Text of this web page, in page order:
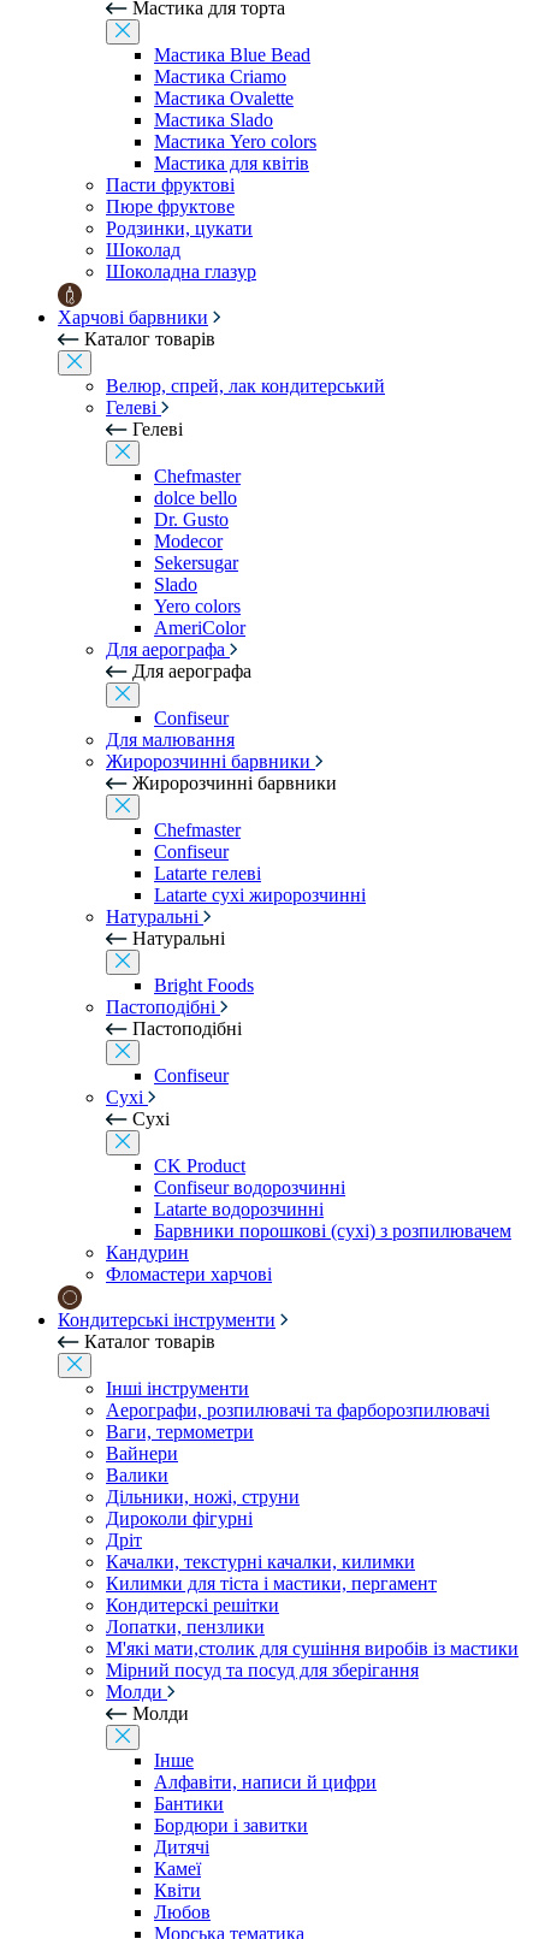
Мастика для торта
Мастика Blue Bead
Мастика Criamo
Мастика Ovalette
Мастика Slado
Мастика Yero colors
Мастика для квітів
Пасти фруктові
Пюре фруктове
Родзинки, цукати
Шоколад
Шоколадна глазур
Харчові барвники
Каталог товарів
Велюр, спрей, лак кондитерський
Гелеві
Гелеві
Chefmaster
dolce bello
Dr. Gusto
Modecor
Sekersugar
Slado
Yero colors
AmeriColor
Для аерографа
Для аерографа
Confiseur
Для малювання
Жиророзчинні барвники
Жиророзчинні барвники
Chefmaster
Confiseur
Latarte гелеві
Latarte сухі жиророзчинні
Натуральні
Натуральні
Bright Foods
Пастоподібні
Пастоподібні
Confiseur
Сухі
Сухі
CK Product
Confiseur водорозчинні
Latarte водорозчинні
Барвники порошкові (сухі) з розпилювачем
Кандурин
Фломастери харчові
Кондитерські інструменти
Каталог товарів
Інші інструменти
Аерографи, розпилювачі та фарборозпилювачі
Ваги, термометри
Вайнери
Валики
Дільники, ножі, струни
Дироколи фігурні
Дріт
Качалки, текстурні качалки, килимки
Килимки для тіста і мастики, пергамент
Кондитерскі решітки
Лопатки, пензлики
М'які мати,столик для сушіння виробів із мастики
Мірний посуд та посуд для зберігання
Молди
Молди
Інше
Алфавіти, написи й цифри
Бантики
Бордюри і завитки
Дитячі
Камеї
Квіти
Любов
Морська тематика